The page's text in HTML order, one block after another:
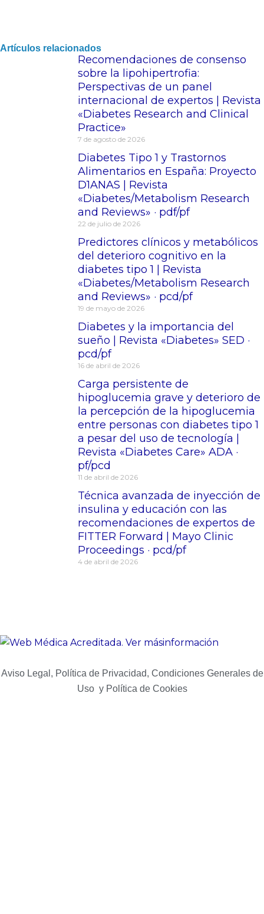
Artículos relacionados
Recomendaciones de consenso
sobre la lipohipertrofia:
Perspectivas de un panel
internacional de expertos | Revista
«Diabetes Research and Clinical
Practice»
7 de agosto de 2026
Diabetes Tipo 1 y Trastornos
Alimentarios en España: Proyecto
D1ANAS | Revista
«Diabetes/Metabolism Research
and Reviews» · pdf/pf
22 de julio de 2026
Predictores clínicos y metabólicos
del deterioro cognitivo en la
diabetes tipo 1 | Revista
«Diabetes/Metabolism Research
and Reviews» · pcd/pf
19 de mayo de 2026
Diabetes y la importancia del
sueño | Revista «Diabetes» SED ·
pcd/pf
16 de abril de 2026
Carga persistente de
hipoglucemia grave y deterioro de
la percepción de la hipoglucemia
entre personas con diabetes tipo 1
a pesar del uso de tecnología |
Revista «Diabetes Care» ADA ·
pf/pcd
11 de abril de 2026
Técnica avanzada de inyección de
insulina y educación con las
recomendaciones de expertos de
FITTER Forward | Mayo Clinic
Proceedings · pcd/pf
4 de abril de 2026
Aviso Legal, Política de Privacidad, Condiciones Generales de
Uso y Política de Cookies